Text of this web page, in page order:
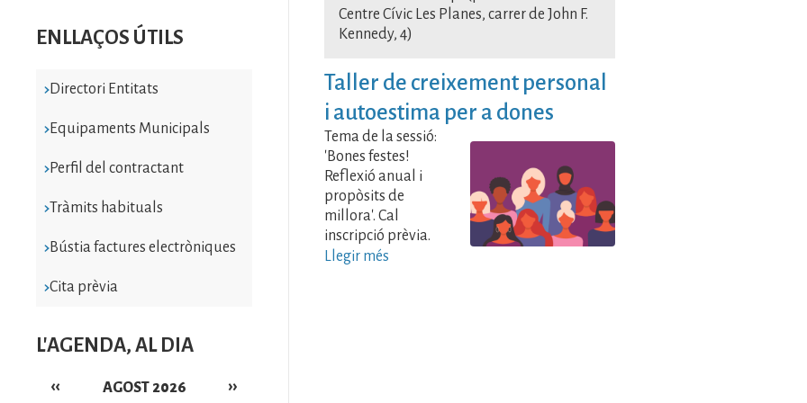
ENLLAÇOS ÚTILS
Directori Entitats
Equipaments Municipals
Perfil del contractant
Tràmits habituals
Bústia factures electròniques
Cita prèvia
L'AGENDA, AL DIA
AGOST 2026
‹‹ ››
Centre Cívic Les Planes, carrer de John F.
Kennedy, 4)
Taller de creixement personal
i autoestima per a dones
Tema de la sessió:
'Bones festes!
Reflexió anual i
propòsits de
millora'. Cal
inscripció prèvia.
Llegir més